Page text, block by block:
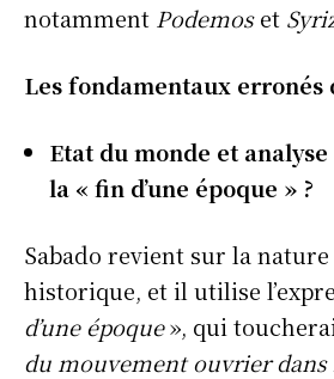
notamment Podemoset
Les fondamentaux erronés
Etat du monde et
la « fin d’une époque » ?
Sabado revient sur la
historique, et il utilise
d’une époque», qui
du mouvement ouvrier dans